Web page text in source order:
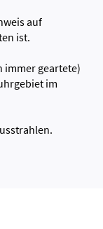
auf
ist.
immer geartete)
im